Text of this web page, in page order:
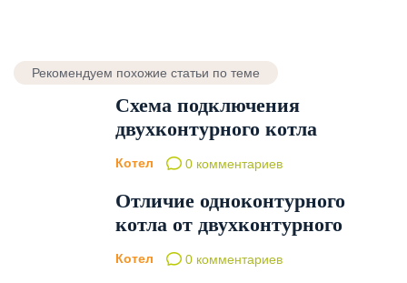
Рекомендуем похожие статьи по теме
Схема подключения
двухконтурного котла
Котел 0 комментариев
Отличие одноконтурного
котла от двухконтурного
Котел 0 комментариев